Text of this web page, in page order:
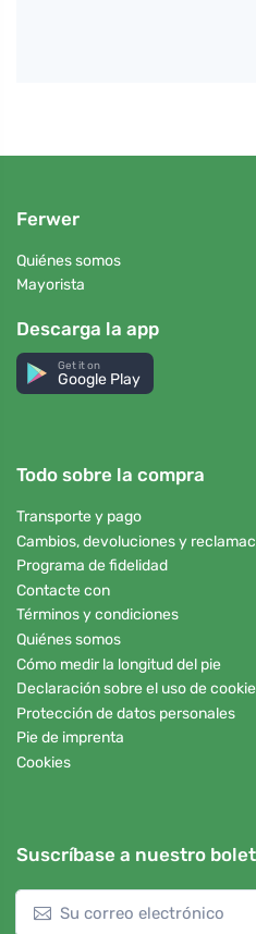
Ferwer
Quiénes somos
Mayorista
Descarga la app
Get it on
Google Play
Todo sobre la compra
Transporte y pago
Cambios, devoluciones y
Programa de fidelidad
Contacte con
Términos y condiciones
Quiénes somos
Cómo medir la longitud del pie
Declaración sobre el uso de
Protección de datos personales
Pie de imprenta
Cookies
Suscríbase a nuestro